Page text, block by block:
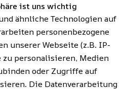
ist uns wichtig
ähnliche Technologien auf
personenbezogene
unserer Webseite (z.B. IP-
zu personalisieren, Medien
oder Zugriffe auf
Die Datenverarbeitung
&
Sicherhei
t
Häufige
Fragen
(FAQ)